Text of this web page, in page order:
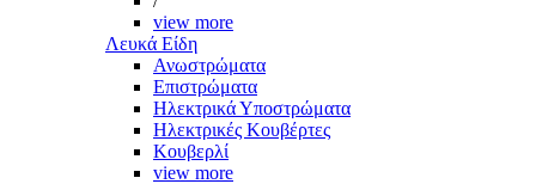
view more
Λευκά Είδη
Ανωστρώματα
Επιστρώματα
Ηλεκτρικά Υποστρώματα
Ηλεκτρικές Κουβέρτες
Κουβερλί
view more